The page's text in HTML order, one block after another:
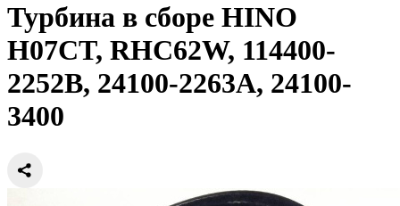
Турбина в сборе HINO
H07CT, RHC62W, 114400-
2252B, 24100-2263A, 24100-
3400